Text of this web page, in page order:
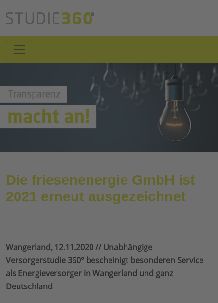
Die friesenenergie GmbH ist
2021 erneut ausgezeichnet
Wangerland, 12.11.2020 // Unabhängige
Versorgerstudie 360° bescheinigt besonderen Service
als Energieversorger in Wangerland und ganz
Deutschland